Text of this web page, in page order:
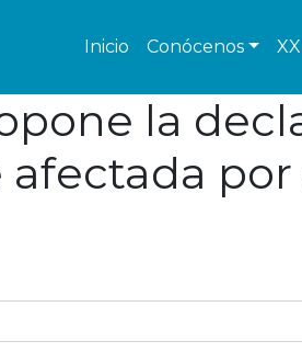
Inicio Conócenos
la